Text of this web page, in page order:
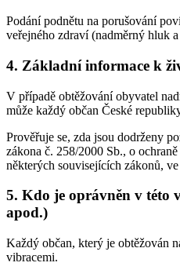
Podání podnětu na porušování
veřejného zdraví (nadměrný hluk
4. Základní informace k
V případě obtěžování obyvatel
může každý občan České
Prověřuje se, zda jsou dodrženy
zákona č. 258/2000 Sb., o
některých souvisejících zákonů,
5. Kdo je oprávněn v této
apod.)
Každý občan, který je obtěžován
vibracemi.